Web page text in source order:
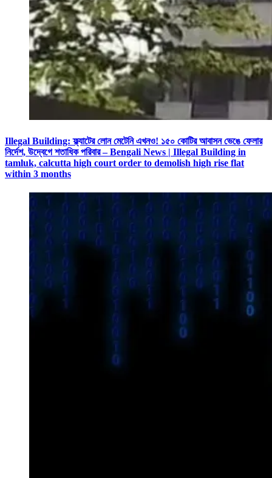
Illegal Building: ফ্ল্যাটের লোন মেটেনি এখনও! ১৫০ কোটির আবাসন ভেঙে ফেলার
নির্দেশ, উদ্বেগে শতাধিক পরিবার – Bengali News | Illegal Building in
tamluk, calcutta high court order to demolish high rise flat
within 3 months